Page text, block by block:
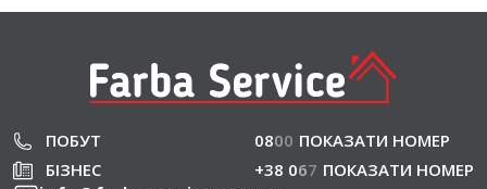
ПОБУТ 0800 ПОКАЗАТИ НОМЕР
БІЗНЕС
+38 067 ПОКАЗАТИ НОМЕР